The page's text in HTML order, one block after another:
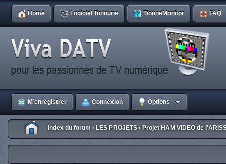
Home Logiciel Tutioune TiouneMonitor FAQ
M’enregistrer Connexion Options
Index du forum ‹ LES PROJETS ‹ Projet HAM VIDEO de